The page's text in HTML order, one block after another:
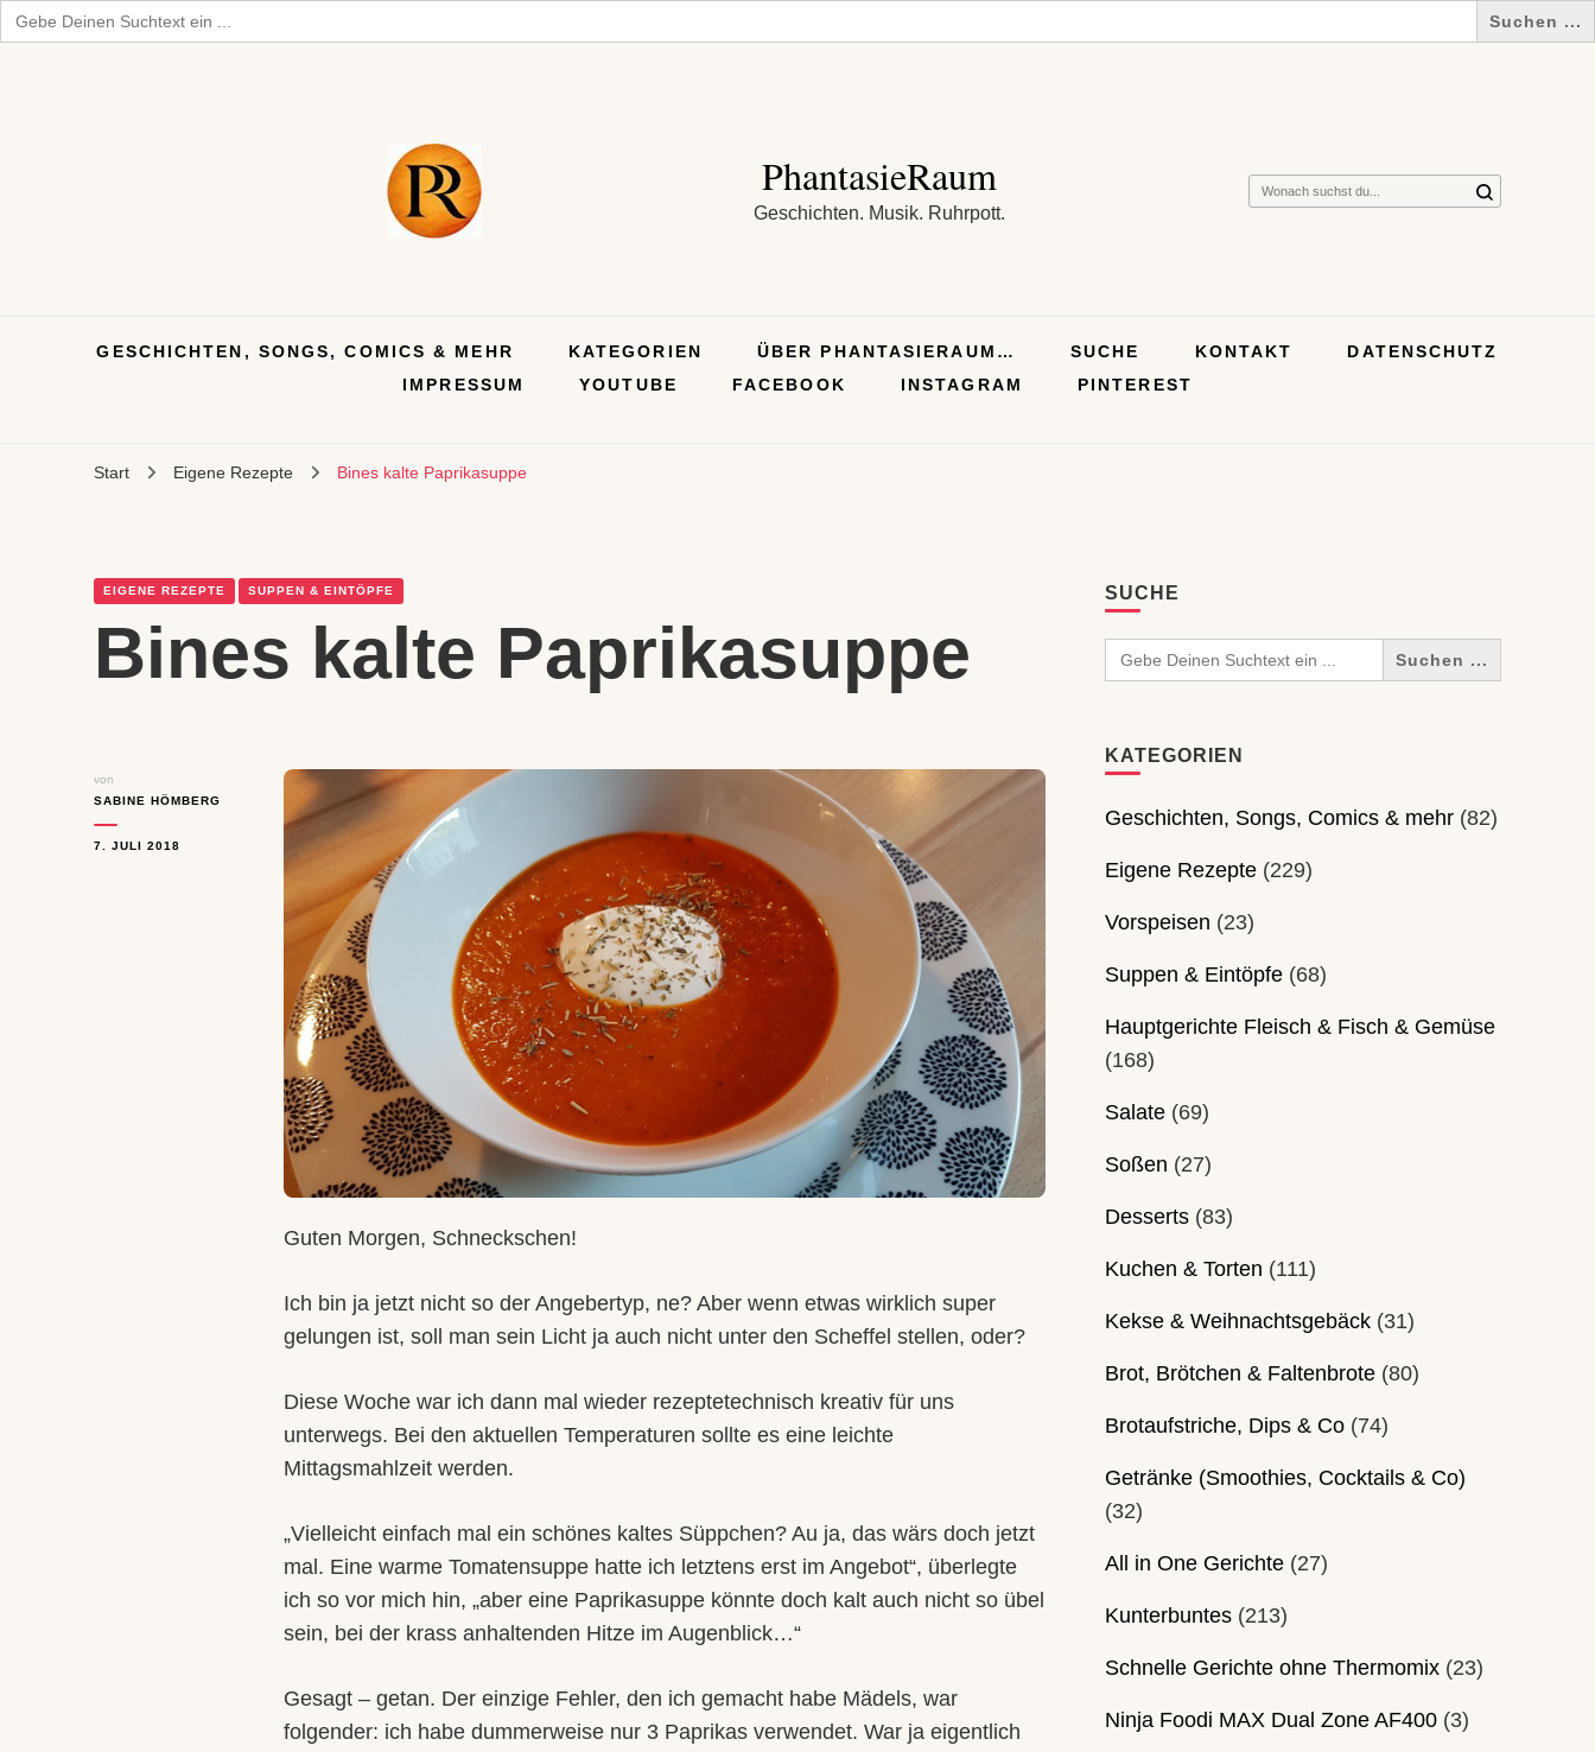
Search
for:
PhantasieRaum
Geschichten. Musik. Ruhrpott.
Suchst
GESCHICHTEN, SONGS, COMICS & MEHR KATEGORIEN ÜBER PHANTASIERAUM… SUCHE KONTAKT
DATENSCHUTZ
IMPRESSUM
YOUTUBE FACEBOOK INSTAGRAM PINTEREST
Start Eigene Rezepte Bines kalte Paprikasuppe
EIGENE REZEPTE SUPPEN & EINTÖPFE
Bines kalte Paprikasuppe
von
SABINE HÖMBERG
7. JULI 2018
Guten Morgen, Schneckschen!
Ich bin ja jetzt nicht so der Angebertyp, ne? Aber wenn etwas wirklich super
gelungen ist, soll man sein Licht ja auch nicht unter den Scheffel stellen, oder?
Diese Woche war ich dann mal wieder rezeptetechnisch kreativ für uns
unterwegs. Bei den aktuellen Temperaturen sollte es eine leichte
Mittagsmahlzeit werden.
„Vielleicht einfach mal ein schönes kaltes Süppchen? Au ja, das wärs doch jetzt
mal. Eine warme Tomatensuppe hatte ich letztens erst im Angebot“, überlegte
ich so vor mich hin, „aber eine Paprikasuppe könnte doch kalt auch nicht so übel
sein, bei der krass anhaltenden Hitze im Augenblick…“
Gesagt – getan. Der einzige Fehler, den ich gemacht habe Mädels, war
folgender: ich habe dummerweise nur 3 Paprikas verwendet. War ja eigentlich
SUCHE
Search
for:
KATEGORIEN
Geschichten, Songs, Comics & mehr(82)
Eigene Rezepte(229)
Vorspeisen (23)
Suppen & Eintöpfe(68)
Hauptgerichte Fleisch & Fisch & Gemüse
(168)
Salate(69)
Soßen (27)
Desserts(83)
Kuchen & Torten (111)
Kekse & Weihnachtsgebäck(31)
Brot, Brötchen & Faltenbrote(80)
Brotaufstriche, Dips & Co(74)
Getränke (Smoothies, Cocktails & Co)
(32)
All in One Gerichte(27)
Kunterbuntes(213)
Schnelle Gerichte ohne Thermomix(23)
Ninja Foodi MAX Dual Zone AF400(3)